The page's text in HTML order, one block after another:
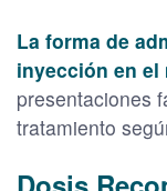
La forma de
inyección en el
presentaciones
tratamiento